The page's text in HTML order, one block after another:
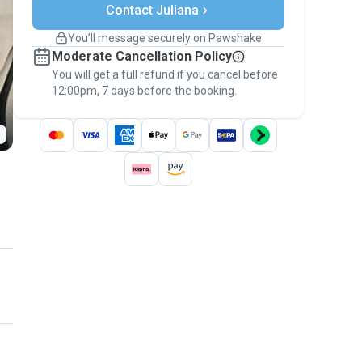
Support if plans change
Keep everything on Pawshake - from first
message, to payment - to stay covered by
thePawshake Guarantee.
Contact Juliana
You’ll message securely on Pawshake
Moderate Cancellation Policy
You will get a full refund if you cancel before
12:00pm, 7 days before the booking.